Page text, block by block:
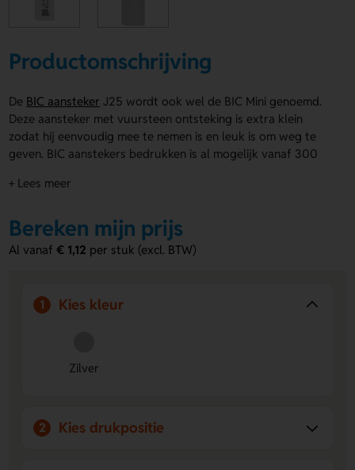
Productomschrijving
De BIC aansteker J25 wordt ook wel de BIC Mini genoemd.
Deze aansteker met vuursteen ontsteking is extra klein
zodat hij eenvoudig mee te nemen is en leuk is om weg te
geven. BIC aanstekers bedrukken is al mogelijk vanaf 300
vlak oppervlak voor BIC® J25 aansteker. Groot
personaliseringsoppervlak voor maximale
merkcommunicatie: 3 zijden kunnen worden
witte BIC® J25 aansteker. voor
u contact op met lavista
de aansteker zelf? Dan is de
gebruiker kan deBIC aansteker | in hoesje | Aluminium
+ Lees meer
Bereken mijn prijs
Al vanaf€ 1,12 per stuk (excl. BTW)
1 Kies kleur
Zilver
2 Kies drukpositie